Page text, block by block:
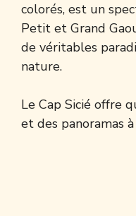
colorés, est un
Petit et Grand
de véritables
nature.
Le Cap Sicié offre
et des panoramas